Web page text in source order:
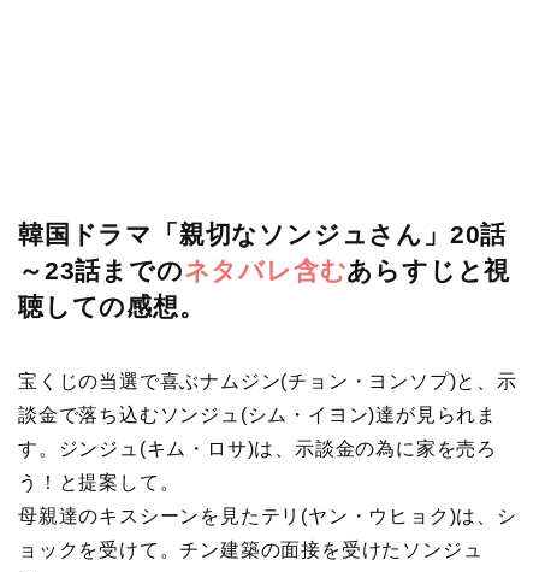
韓国ドラマ「親切なソンジュさん」20話
～23話までのネタバレ含むあらすじと視
聴しての感想。
宝くじの当選で喜ぶナムジン(チョン・ヨンソプ)と、示
談金で落ち込むソンジュ(シム・イヨン)達が見られま
す。ジンジュ(キム・ロサ)は、示談金の為に家を売ろ
う！と提案して。
母親達のキスシーンを見たテリ(ヤン・ウヒョク)は、シ
ョックを受けて。チン建築の面接を受けたソンジュ